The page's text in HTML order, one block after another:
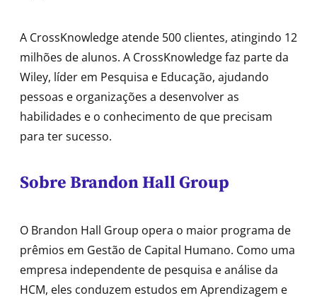
A CrossKnowledge atende 500 clientes, atingindo 12
milhões de alunos. A CrossKnowledge faz parte da
Wiley, líder em Pesquisa e Educação, ajudando
pessoas e organizações a desenvolver as
habilidades e o conhecimento de que precisam
para ter sucesso.
Sobre Brandon Hall Group
O Brandon Hall Group opera o maior programa de
prêmios em Gestão de Capital Humano. Como uma
empresa independente de pesquisa e análise da
HCM, eles conduzem estudos em Aprendizagem e